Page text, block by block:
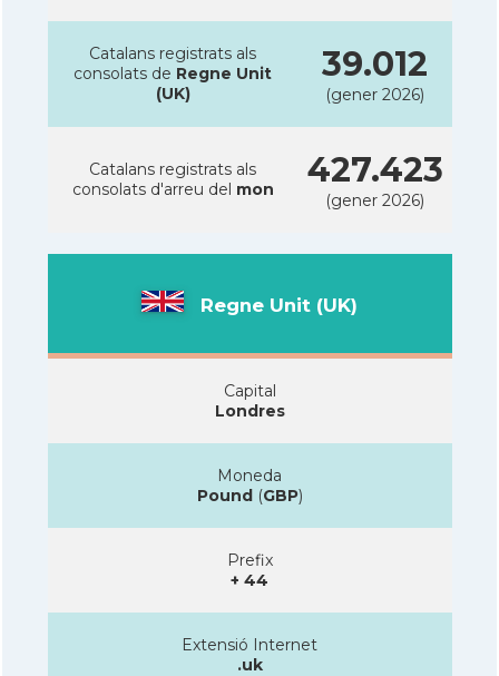
Catalans registrats als
consolats de Regne Unit
(UK)
39.012
(gener 2026)
Catalans registrats als
consolats d'arreu del mon 427.423
(gener 2026)
Regne Unit (UK)
Capital
Londres
Moneda
Pound(GBP)
Prefix
+ 44
Extensió Internet
.uk